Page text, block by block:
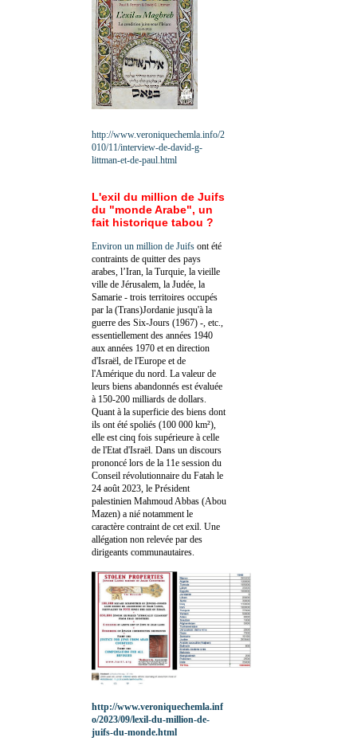
http://www.veroniquechemla.info/2
010/11/interview-de-david-g-
littman-et-de-paul.html
L'exil du million de Juifs
du "monde Arabe", un
fait historique tabou ?
Environ un million de Juifs ont été
contraints de quitter des pays
arabes, l’Iran, la Turquie, la vieille
ville de Jérusalem, la Judée, la
Samarie - trois territoires occupés
par la (Trans)Jordanie jusqu'à la
guerre des Six-Jours (1967) -, etc.,
essentiellement des années 1940
aux années 1970 et en direction
d'Israël, de l'Europe et de
l'Amérique du nord. La valeur de
leurs biens abandonnés est évaluée
à 150-200 milliards de dollars.
Quant à la superficie des biens dont
ils ont été spoliés (100 000 km²),
elle est cinq fois supérieure à celle
de l'Etat d'Israël. Dans un discours
prononcé lors de la 11e session du
Conseil révolutionnaire du Fatah le
24 août 2023, le Président
palestinien Mahmoud Abbas (Abou
Mazen) a nié notamment le
caractère contraint de cet exil. Une
allégation non relevée par des
dirigeants communautaires.
http://www.veroniquechemla.inf
o/2023/09/lexil-du-million-de-
juifs-du-monde.html